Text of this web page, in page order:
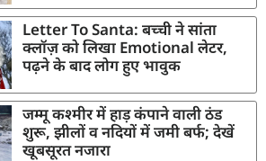
Letter To Santa: बच्ची ने सांता
क्लॉज़ को लिखा Emotional लेटर,
पढ़ने के बाद लोग हुए भावुक
जम्मू कश्मीर में हाड़ कंपाने वाली ठंड
शुरू, झीलों व नदियों में जमी बर्फ; देखें
खूबसूरत नजारा